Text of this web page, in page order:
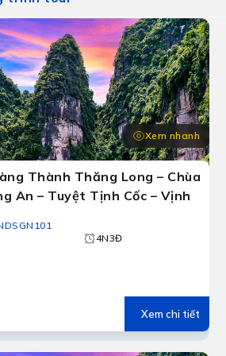
Xem nhanh
Thành Thăng Long – Chùa
An – Tuyệt Tịnh Cốc – Vịnh
4N3Đ
Xem chi tiết